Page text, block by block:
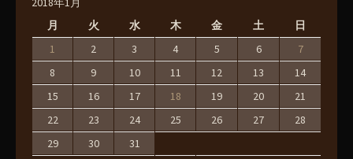
月
火 水 木 金 土 日
1 2 3 4 5 6
7
8
9 10 11 12 13
14
15
16 17 18 19 20
21
22
23 24 25 26 27
28
29
30 31